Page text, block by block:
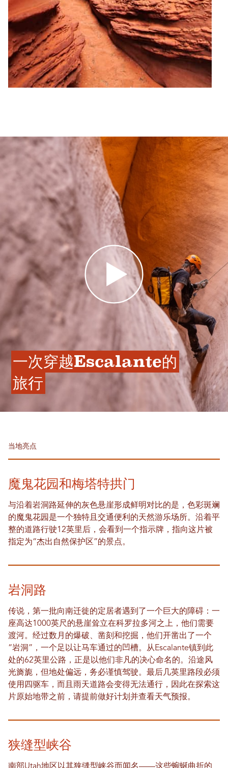
一次穿越Escalante的
旅行
当地亮点
魔鬼花园和梅塔特拱门
与沿着岩洞路延伸的灰色悬崖形成鲜明对比的是，色彩斑斓
的魔鬼花园是一个独特且交通便利的天然游乐场所。沿着平
整的道路行驶12英里后，会看到一个指示牌，指向这片被
指定为“杰出自然保护区”的景点。
岩洞路
传说，第一批向南迁徙的定居者遇到了一个巨大的障碍：一
座高达1000英尺的悬崖耸立在科罗拉多河之上，他们需要
渡河。经过数月的爆破、凿刻和挖掘，他们开凿出了一个
“岩洞”，一个足以让马车通过的凹槽。从Escalante镇到此
处的62英里公路，正是以他们非凡的决心命名的。沿途风
光旖旎，但地处偏远，务必谨慎驾驶。最后几英里路段必须
使用四驱车，而且雨天道路会变得无法通行，因此在探索这
片原始地带之前，请提前做好计划并查看天气预报。
狭缝型峡谷